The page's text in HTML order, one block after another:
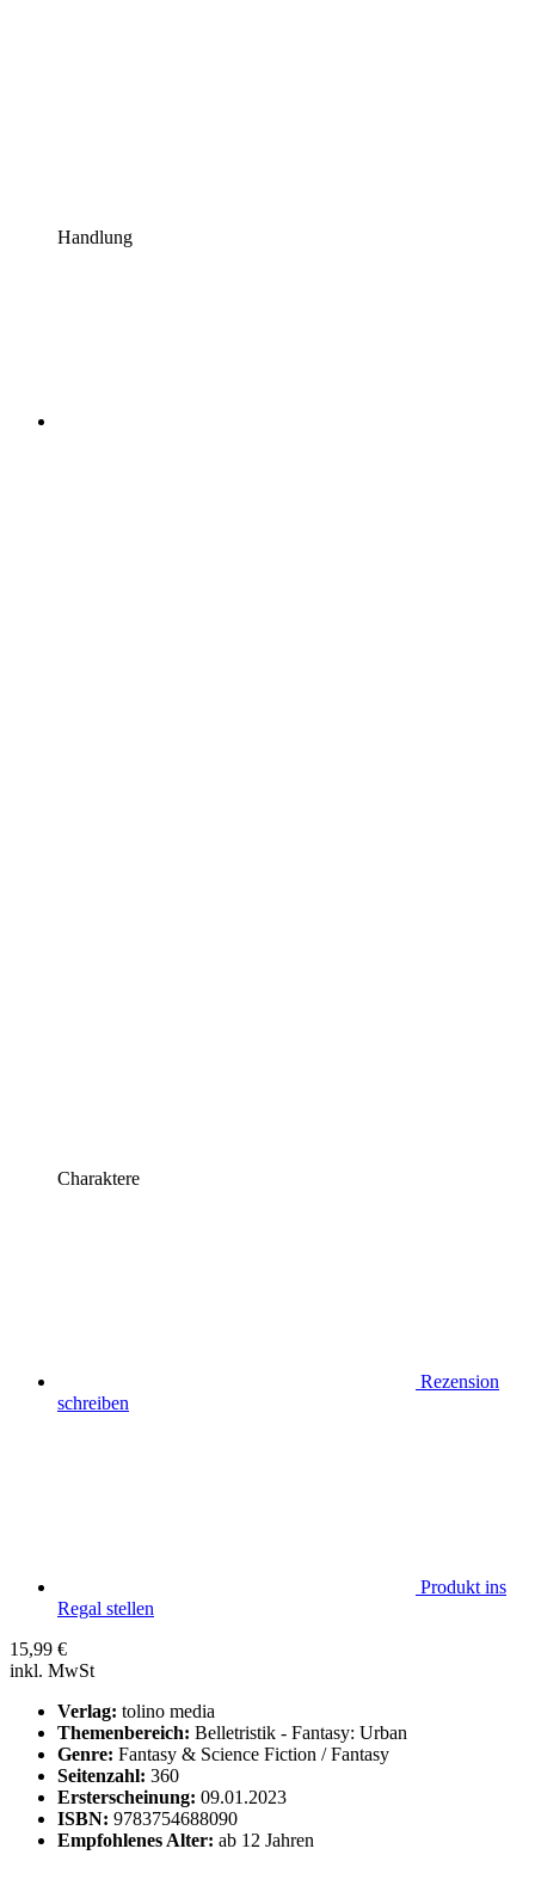
Handlung
Charaktere
Rezension
schreiben
Produkt ins
Regal stellen
15,99 €
inkl. MwSt
Verlag: tolino media
Themenbereich: Belletristik - Fantasy: Urban
Genre: Fantasy & Science Fiction / Fantasy
Seitenzahl: 360
Ersterscheinung: 09.01.2023
ISBN: 9783754688090
Empfohlenes Alter: ab 12 Jahren